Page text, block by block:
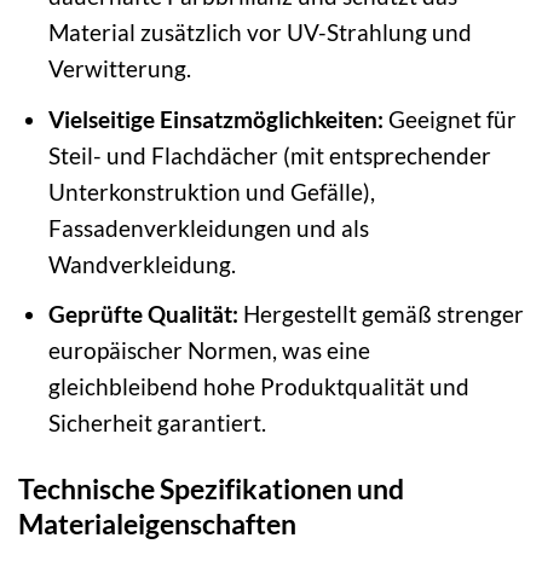
Material zusätzlich vor UV-Strahlung und
Verwitterung.
Vielseitige Einsatzmöglichkeiten: Geeignet für
Steil- und Flachdächer (mit entsprechender
Unterkonstruktion und Gefälle),
Fassadenverkleidungen und als
Wandverkleidung.
Geprüfte Qualität: Hergestellt gemäß strenger
europäischer Normen, was eine
gleichbleibend hohe Produktqualität und
Sicherheit garantiert.
Technische Spezifikationen und
Materialeigenschaften